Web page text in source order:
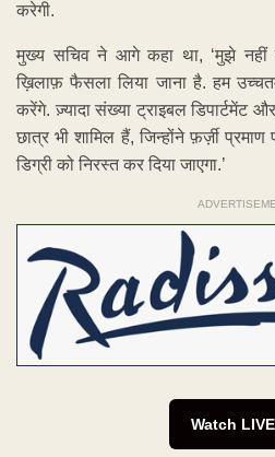
करेगी.
मुख्य सचिव ने आगे कहा था, ‘मुझे नहीं
ख़िलाफ़ फैसला लिया जाना है. हम
करेंगे. ज़्यादा संख्या ट्राइबल डिपार्टमेंट
छात्र भी शामिल हैं, जिन्होंने फ़र्ज़ी
डिग्री को निरस्त कर दिया जाएगा.’
Watch